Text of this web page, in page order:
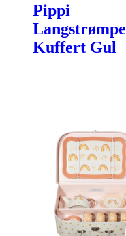
Pippi
Langstrømpe
Kuffert Gul